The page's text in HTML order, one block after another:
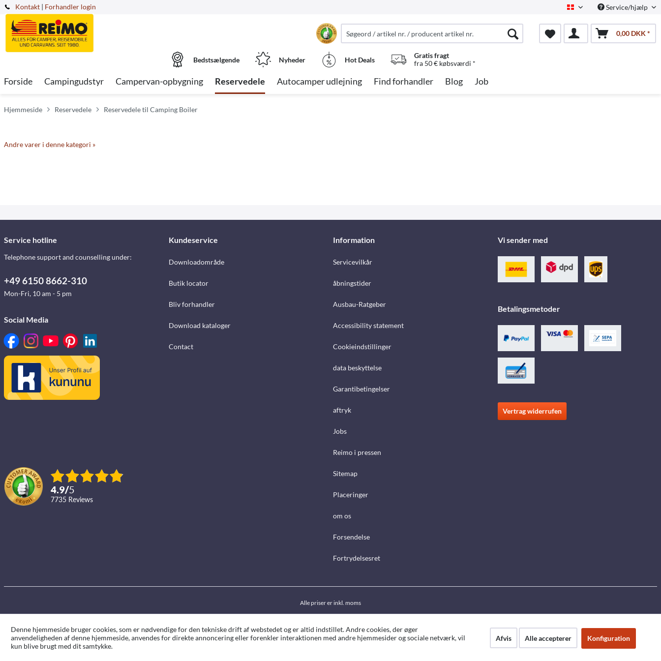
Kontakt Dansk Service/hjælp
| Forhandler login
0,00 DKK *
Bedstsælgende Nyheder Hot Deals
Gratis fragt
fra 50 € købsværdi *
Forside Campingudstyr Campervan-opbygning Reservedele Autocamper udlejning Find forhandler Blog Job
Hjemmeside Reservedele Reservedele til Camping Boiler
Andre varer i denne kategori »
Service hotline
Telephone support and counselling under:
+49 6150 8662-310
Mon-Fri, 10 am - 5 pm
Social Media
4.9/5
7735 reviews
Kundeservice
Downloadområde
Butik locator
Bliv forhandler
Download kataloger
Contact
Information
Servicevilkår
åbningstider
Ausbau-Ratgeber
Accessibility statement
Cookieindstillinger
data beskyttelse
Garantibetingelser
aftryk
Jobs
Reimo i pressen
Sitemap
Placeringer
om os
Forsendelse
Fortrydelsesret
Vi sender med
Betalingsmetoder
Vertrag widerrufen
Alle priser er inkl. moms
Denne hjemmeside bruger cookies, som er nødvendige for den tekniske drift af webstedet og er altid indstillet. Andre cookies, der øger
anvendeligheden af denne hjemmeside, anvendes for direkte annoncering eller forenkler interaktionen med andre hjemmesider og sociale netværk, vil
kun blive brugt med dit samtykke.
Afvis Alle accepterer Konfiguration